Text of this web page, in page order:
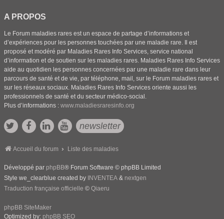
A PROPOS
Le Forum maladies rares est un espace de partage d’informations et
d’expériences pour les personnes touchées par une maladie rare. Il est
proposé et modéré par Maladies Rares Info Services, service national
d’information et de soutien sur les maladies rares. Maladies Rares Info Services
aide au quotidien les personnes concernées par une maladie rare dans leur
parcours de santé et de vie, par téléphone, mail, sur le Forum maladies rares et
sur les réseaux sociaux. Maladies Rares Info Services oriente aussi les
professionnels de santé et du secteur médico-social.
Plus d’informations : www.maladiesraresinfo.org
newsletter
Accueil du forum Liste des maladies
Développé par phpBB® Forum Software © phpBB Limited
Style we_clearblue created by INVENTEA & nextgen
Traduction française officielle © Qiaeru
phpBB SiteMaker
Optimized by: phpBB SEO